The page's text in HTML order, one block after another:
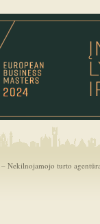
– Nekilnojamojo turto